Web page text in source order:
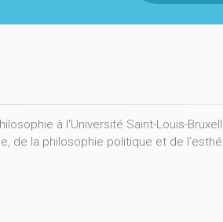
à l'Université Saint-Louis-
de la philosophie politique et de